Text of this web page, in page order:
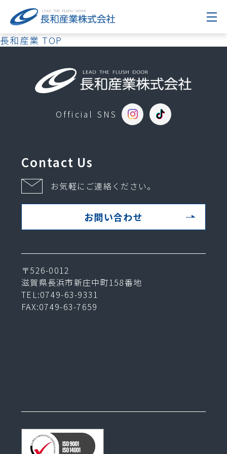
長和産業 TOP
Official SNS
Contact Us
お気軽にご連絡ください。
お問い合わせ
〒526-0012
滋賀県長浜市新庄中町158番地
TEL:0749-63-9331
FAX:0749-63-7659